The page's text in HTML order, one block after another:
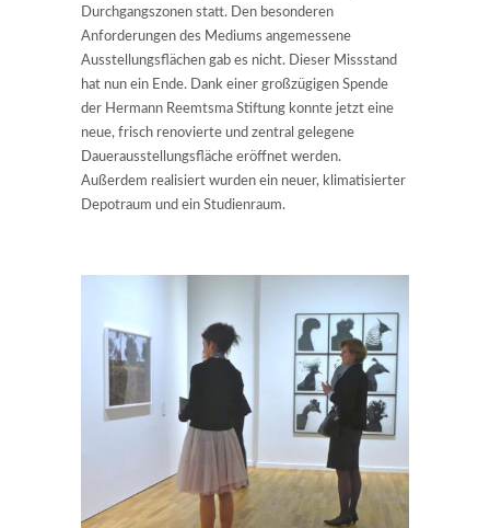
Durchgangszonen statt. Den besonderen
Anforderungen des Mediums angemessene
Ausstellungsflächen gab es nicht. Dieser Missstand
hat nun ein Ende. Dank einer großzügigen Spende
der Hermann Reemtsma Stiftung konnte jetzt eine
neue, frisch renovierte und zentral gelegene
Dauerausstellungsfläche eröffnet werden.
Außerdem realisiert wurden ein neuer, klimatisierter
Depotraum und ein Studienraum.